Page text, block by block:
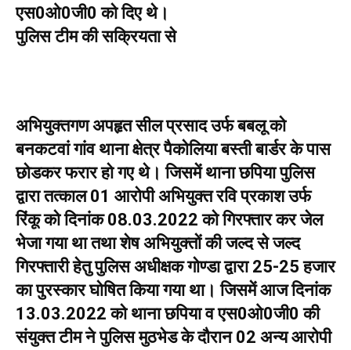
एस0ओ0जी0 को दिए थे।
पुलिस टीम की सक्रियता से
अभियुक्तगण अपहृत सील प्रसाद उर्फ बबलू को
बनकटवां गांव थाना क्षेत्र पैकोलिया बस्ती बार्डर के पास
छोडकर फरार हो गए थे। जिसमें थाना छपिया पुलिस
द्वारा तत्काल 01 आरोपी अभियुक्त रवि प्रकाश उर्फ
रिंकू को दिनांक 08.03.2022 को गिरफ्तार कर जेल
भेजा गया था तथा शेष अभियुक्तों की जल्द से जल्द
गिरफ्तारी हेतु पुलिस अधीक्षक गोण्डा द्वारा 25-25 हजार
का पुरस्कार घोषित किया गया था। जिसमें आज दिनांक
13.03.2022 को थाना छपिया व एस0ओ0जी0 की
संयुक्त टीम ने पुलिस मुठभेड के दौरान 02 अन्य आरोपी